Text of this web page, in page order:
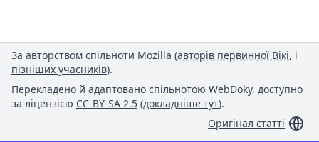
За авторством спільноти Mozilla (авторів первинної Вікі, і
пізніших учасників).
Перекладено й адаптовано спільнотою WebDoky, доступно
за ліцензією CC-BY-SA 2.5 (докладніше тут).
Оригінал статті